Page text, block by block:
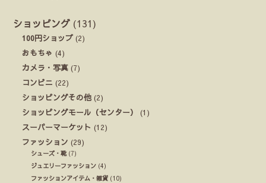
ショッピング (131)
100円ショップ (2)
おもちゃ (4)
カメラ・写真 (7)
コンビニ (22)
ショッピングその他 (2)
ショッピングモール（センター）
(1)
スーパーマーケット (12)
ファッション (29)
シューズ・靴(7)
ジュエリーファッション (4)
ファッションアイテム・雑貨 (10)